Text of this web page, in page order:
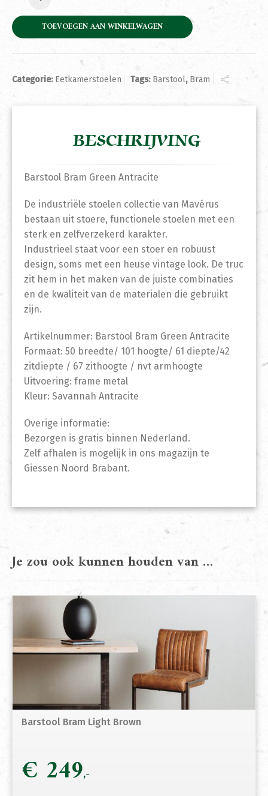
TOEVOEGEN AAN WINKELWAGEN
Categorie: Eetkamerstoelen Tags: Barstool, Bram
BESCHRIJVING
Barstool Bram Green Antracite
De industriële stoelen collectie van Mavérus
bestaan uit stoere, functionele stoelen met een
sterk en zelfverzekerd karakter.
Industrieel staat voor een stoer en robuust
design, soms met een heuse vintage look. De truc
zit hem in het maken van de juiste combinaties
en de kwaliteit van de materialen die gebruikt
zijn.
Artikelnummer: Barstool Bram Green Antracite
Formaat: 50 breedte/ 101 hoogte/ 61 diepte/42
zitdiepte / 67 zithoogte / nvt armhoogte
Uitvoering: frame metal
Kleur: Savannah Antracite
Overige informatie:
Bezorgen is gratis binnen Nederland.
Zelf afhalen is mogelijk in ons magazijn te
Giessen Noord Brabant.
Je zou ook kunnen houden van …
Barstool Bram Light Brown
€ 249